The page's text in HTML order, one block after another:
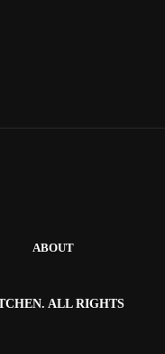
ABOUT
ALL RIGHTS